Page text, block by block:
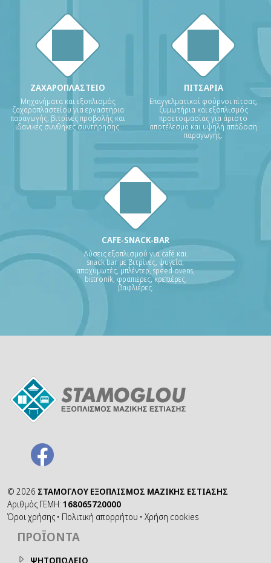
ΖΑΧΑΡΟΠΛΑΣΤΕΙΟ
Μηχανήματα και εξοπλισμός
ζαχαροπλαστείου για εργαστήρια
παραγωγής, βιτρίνες προβολής και
ιδανικές συνθήκες συντήρησης.
ΠΙΤΣΑΡΙΑ
Επαγγελματικοί φούρνοι πίτσας,
ζυμωτήρια και εξοπλισμός
προετοιμασίας για άριστο
αποτέλεσμα και υψηλή απόδοση
παραγωγής.
CAFE-SNACK-BAR
Λύσεις εξοπλισμού για café και
snack bar με βιτρίνες, ψυγεία,
αποχυμωτές, μπλέντερ, speed ovens,
bistronik, φραπιερες, κρεπιέρες,
βαφλιέρες.
© 2026 ΣΤΑΜΟΓΛΟΥ ΕΞΟΠΛΙΣΜΟΣ ΜΑΖΙΚΗΣ ΕΣΤΙΑΣΗΣ
Αριθμός ΓΕΜΗ: 168065720000
Όροι χρήσης • Πολιτική απορρήτου • Χρήση cookies
ΠΡΟΪΌΝΤΑ
ΨΗΤΟΠΩΛΕΙΟ